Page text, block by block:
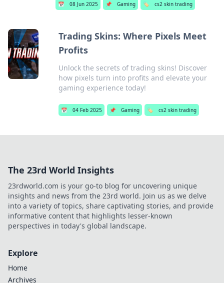
📅 08 Jun 2025 📌 Gaming 🏷️ cs2 skin trading
Trading Skins: Where Pixels Meet
Profits
Unlock the secrets of trading skins! Discover
how pixels turn into profits and elevate your
gaming experience today!
📅 04 Feb 2025 📌 Gaming 🏷️ cs2 skin trading
The 23rd World Insights
23rdworld.com is your go-to blog for uncovering unique
insights and news from the 23rd world. Join us as we delve
into a variety of topics, share captivating stories, and provide
informative content that highlights lesser-known
perspectives in today's global landscape.
Explore
Home
Archives